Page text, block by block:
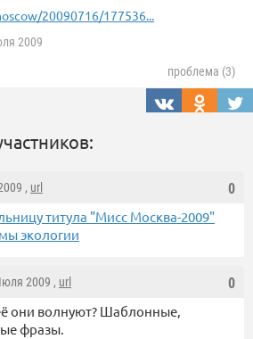
20090716/177536...
2009
проблема (3)
0
, url
титула "Мисс Москва-2009"
экологии
0
2009 , url
они волнуют? Шаблонные,
фразы.